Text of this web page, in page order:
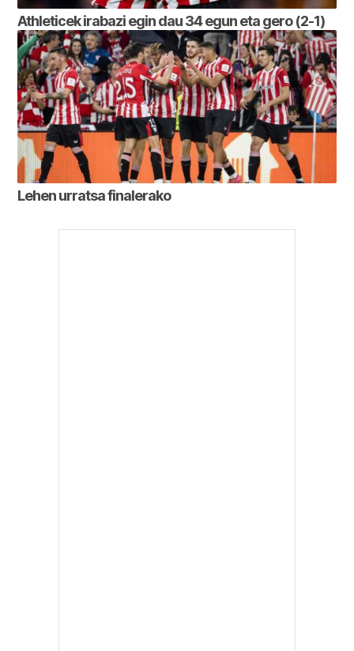
Athleticek irabazi egin dau 34 egun eta gero (2-1)
Lehen urratsa finalerako